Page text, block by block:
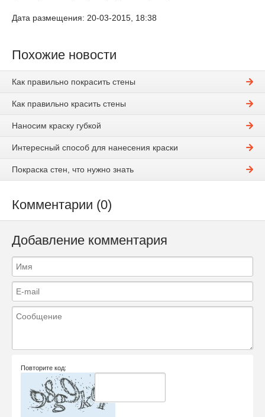
Дата размещения: 20-03-2015, 18:38
Похожие новости
Как правильно покрасить стены
Как правильно красить стены
Наносим краску губкой
Интересный способ для нанесения краски
Покраска стен, что нужно знать
Комментарии (0)
Добавление комментария
Повторите код: